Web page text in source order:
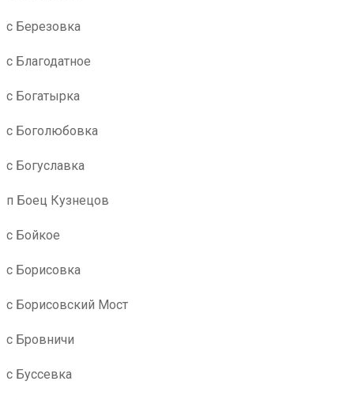
с Березовка
с Благодатное
с Богатырка
с Боголюбовка
с Богуславка
п Боец Кузнецов
с Бойкое
с Борисовка
с Борисовский Мост
с Бровничи
с Буссевка